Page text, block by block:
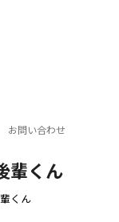
お問い合わせ
輩くん
くん